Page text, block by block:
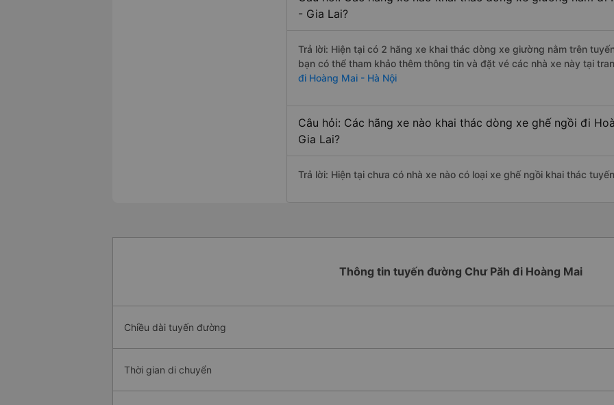
- Gia Lai?
Trả lời: Hiện tại có 2 hãng xe khai thác dòng xe giường nằm trên
bạn có thể tham khảo thêm thông tin và đặt vé các nhà xe này tại
đi Hoàng Mai - Hà Nội
Câu hỏi: Các hãng xe nào khai thác dòng xe ghế ngồi đi
Gia Lai?
Trả lời: Hiện tại chưa có nhà xe nào có loại xe ghế ngồi khai thác
Thông tin tuyến đường Chư Păh đi Hoàng Mai
Chiều dài tuyến đường
Thời gian di chuyển